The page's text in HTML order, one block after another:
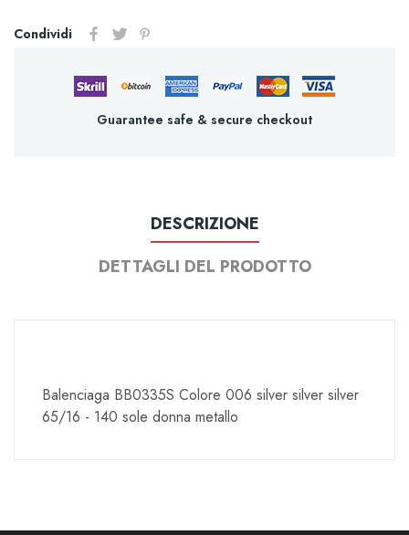
Condividi
Guarantee safe & secure checkout
DESCRIZIONE
DETTAGLI DEL PRODOTTO
Balenciaga BB0335S Colore 006 silver silver silver
65/16 - 140 sole donna metallo